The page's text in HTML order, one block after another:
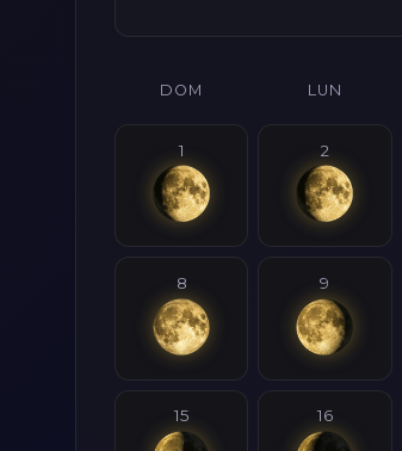
DOM LUN
1 2
8 9
15 16